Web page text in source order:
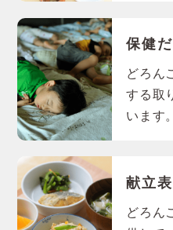
保健
どろん
する取
います。
献立表
どろん